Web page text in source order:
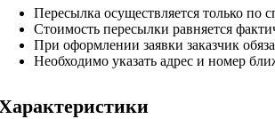
Пересылка осуществляется только
Стоимость пересылки равняется
При оформлении заявки заказчик
Необходимо указать адрес и номер